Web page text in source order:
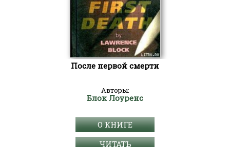
После первой смерти
Авторы:
Блок Лоуренс
О КНИГЕ
ЧИТАТЬ